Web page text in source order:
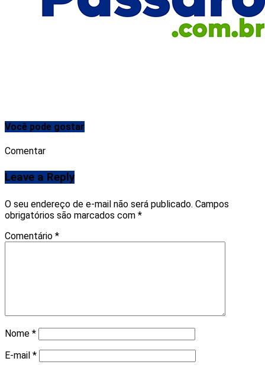
Você pode gostar
Comentar
Leave a Reply
O seu endereço de e-mail não será publicado. Campos
obrigatórios são marcados com *
Comentário *
Nome *
E-mail *